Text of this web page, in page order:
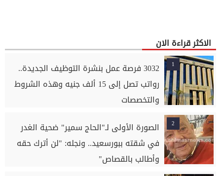
الاكثر قراءة الان
1
3032 فرصة عمل بنشرة التوظيف الجديدة..
رواتب تصل إلى 15 ألف جنيه وهذه الشروط
والتخصصات
2
الصورة الأولى لـ"الحاج سمير" ضحية الغدر
في شقته ببورسعيد.. ونجله: "لن أترك حقه
وأطالب بالقصاص"